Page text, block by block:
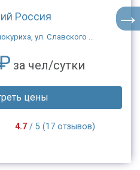
Россия
ул. Славского ...
за чел/сутки
цены
4.7/ 5 (17 отзывов)